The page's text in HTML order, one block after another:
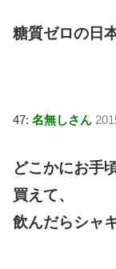
糖質ゼロの日
47: 名無しさん
どこかにお手
買えて、
飲んだらシャ